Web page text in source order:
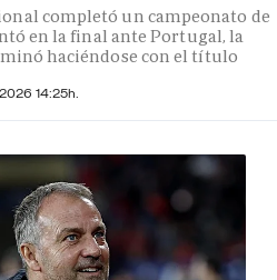
completó un campeonato de
en la final ante Portugal, la
haciéndose con el título
14:25h.